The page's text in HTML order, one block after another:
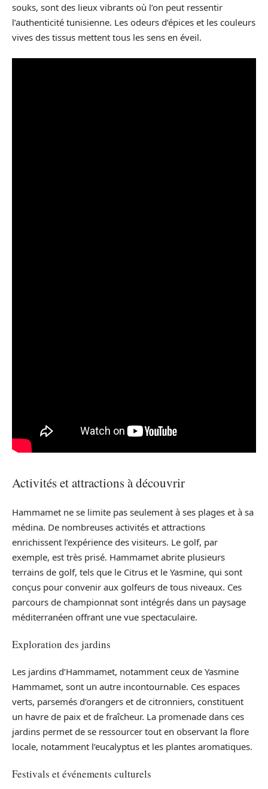
souks, sont des lieux vibrants où l’on peut ressentir
l’authenticité tunisienne. Les odeurs d’épices et les couleurs
vives des tissus mettent tous les sens en éveil.
Activités et attractions à découvrir
Hammamet ne se limite pas seulement à ses plages et à sa
médina. De nombreuses activités et attractions
enrichissent l’expérience des visiteurs. Le golf, par
exemple, est très prisé. Hammamet abrite plusieurs
terrains de golf, tels que le Citrus et le Yasmine, qui sont
conçus pour convenir aux golfeurs de tous niveaux. Ces
parcours de championnat sont intégrés dans un paysage
méditerranéen offrant une vue spectaculaire.
Exploration des jardins
Les jardins d’Hammamet, notamment ceux de Yasmine
Hammamet, sont un autre incontournable. Ces espaces
verts, parsemés d’orangers et de citronniers, constituent
un havre de paix et de fraîcheur. La promenade dans ces
jardins permet de se ressourcer tout en observant la flore
locale, notamment l’eucalyptus et les plantes aromatiques.
Festivals et événements culturels